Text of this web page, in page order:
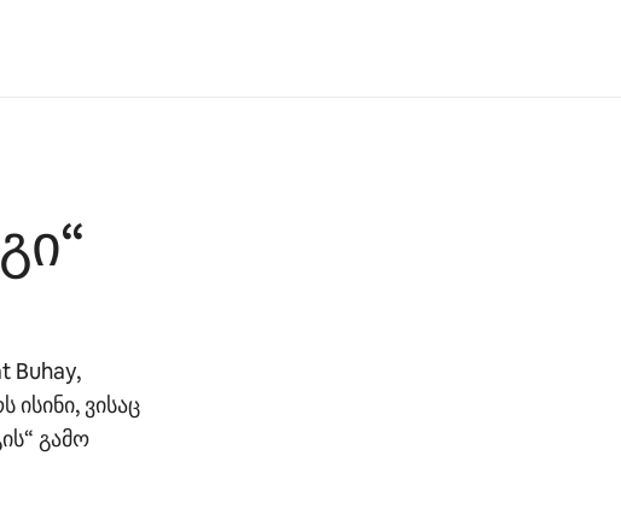
Buhay,
ვისაც
გამო